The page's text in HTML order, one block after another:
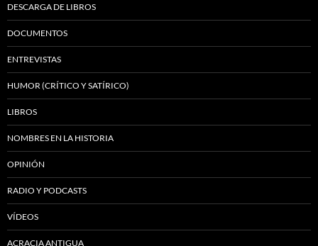
DESCARGA DE LIBROS
DOCUMENTOS
ENTREVISTAS
HUMOR (CRÍTICO Y SATÍRICO)
LIBROS
NOMBRES EN LA HISTORIA
OPINIÓN
RADIO Y PODCASTS
VÍDEOS
ACRACIA ANTIGUA